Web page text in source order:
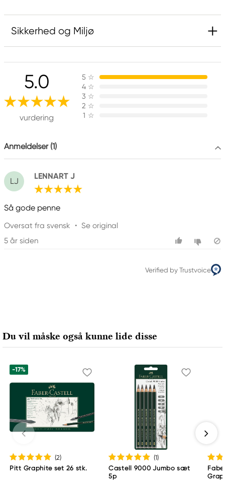
Sikkerhed og Miljø
Ansvarlig EU
Faber-Castell
Faber-Castell Ag
Nürnberger Straße 2
90546 Stein, Germany
5.0
vurdering
5 ☆
4 ☆
3 ☆
2 ☆
1 ☆
Anmeldelser (1)
LJ
LENNART J
Så gode penne
Oversat fra svensk • Se original
5 år siden
Verified by Trustvoice
Du vil måske også kunne lide disse
-17%
(2)
Pitt Graphite set 26 stk.
(1)
Castell 9000 Jumbo sæt
5p